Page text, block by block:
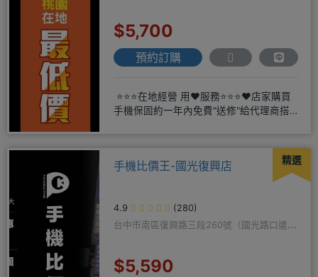
$5,700
預約訂購
⭐⭐⭐在地經營 用❤️服務⭐⭐⭐❤️店家購買
手機保固約一年內免費"送修"給代理商搭
精選
手機比價王-國光復興店
4.9
(280)
台中市南區復興路三段260號（國光路口遠傳
$5,590